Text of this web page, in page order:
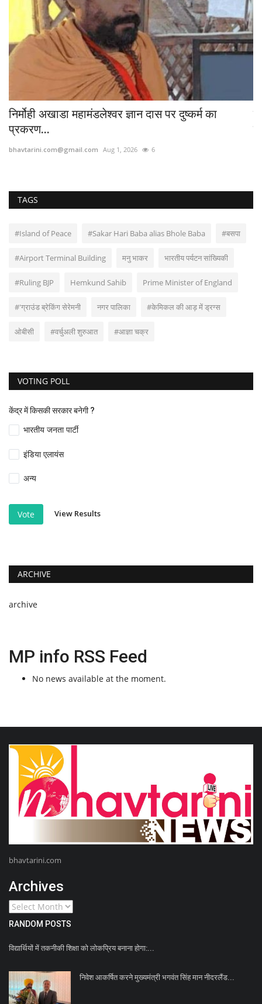
निर्मोही अखाडा महामंडलेश्वर ज्ञान दास पर दुष्कर्म का
प्रकरण...
bhavtarini.com@gmail.com Aug 1, 2026 6
TAGS
#Island of Peace #Sakar Hari Baba alias Bhole Baba #बसपा
#Airport Terminal Building मनु भाकर भारतीय पर्यटन सांख्यिकी
#Ruling BJP Hemkund Sahib Prime Minister of England
#'ग्राउंड ब्रेकिंग सेरेमनी नगर पालिका #केमिकल की आड़ में ड्रग्स
ओबीसी #वर्चुअली शुरुआत #आज्ञा चक्र
VOTING POLL
केंद्र में किसकी सरकार बनेगी ?
भारतीय जनता पार्टी
इंडिया एलायंस
अन्य
Vote View Results
ARCHIVE
archive
MP info RSS Feed
No news available at the moment.
bhavtarini.com
Archives
RANDOM POSTS
विद्यार्थियों में तकनीकी शिक्षा को लोकप्रिय बनाना होगा:...
निवेश आकर्षित करने मुख्यमंत्री भगवंत सिंह मान नीदरलैंड...